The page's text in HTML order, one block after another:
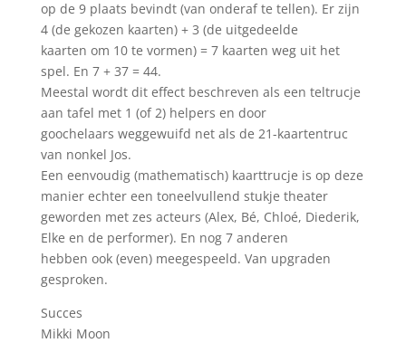
op de 9 plaats bevindt (van onderaf te tellen). Er zijn
4 (de gekozen kaarten) + 3 (de uitgedeelde
kaarten om 10 te vormen) = 7 kaarten weg uit het
spel. En 7 + 37 = 44.
Meestal wordt dit effect beschreven als een teltrucje
aan tafel met 1 (of 2) helpers en door
goochelaars weggewuifd net als de 21-kaartentruc
van nonkel Jos.
Een eenvoudig (mathematisch) kaarttrucje is op deze
manier echter een toneelvullend stukje theater
geworden met zes acteurs (Alex, Bé, Chloé, Diederik,
Elke en de performer). En nog 7 anderen
hebben ook (even) meegespeeld. Van upgraden
gesproken.
Succes
Mikki Moon